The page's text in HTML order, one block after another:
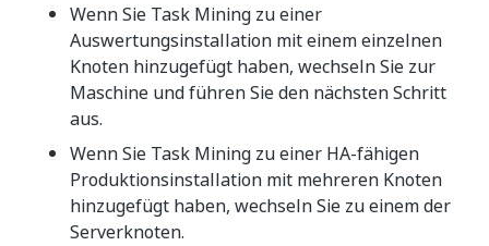
Wenn Sie Task Mining zu einer
Auswertungsinstallation mit einem einzelnen
Knoten hinzugefügt haben, wechseln Sie zur
Maschine und führen Sie den nächsten Schritt
aus.
Wenn Sie Task Mining zu einer HA-fähigen
Produktionsinstallation mit mehreren Knoten
hinzugefügt haben, wechseln Sie zu einem der
Serverknoten.